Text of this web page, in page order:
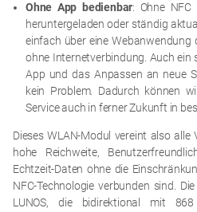
Ohne App bedienbar: Ohne
heruntergeladen oder ständig
einfach über eine
ohne Internetverbindung. Auch ein
App und das Anpassen an neue
kein Problem. Dadurch können
Service auch in ferner Zukunft in
Dieses WLAN-Modul vereint also
hohe Reichweite,
Echtzeit-Daten ohne die
NFC-Technologie verbunden sind.
LUNOS, die bidirektional mit